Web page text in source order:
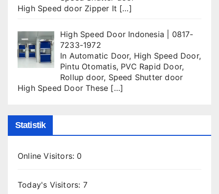
High Speed door Zipper It […]
High Speed Door Indonesia | 0817-
7233-1972
In Automatic Door, High Speed Door,
Pintu Otomatis, PVC Rapid Door,
Rollup door, Speed Shutter door
High Speed Door These […]
Statistik
Online Visitors: 0
Today's Visitors: 7